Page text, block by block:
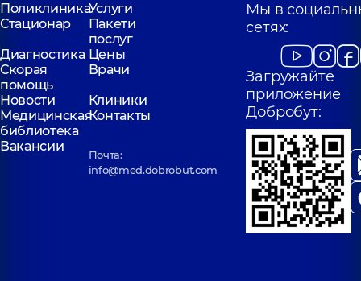
ПоликлиникаУслуги
Стационар
Пакети
послуг
Диагностика Цены
Скорая
помощь
Врачи
Новости
Клиники
Медицинская
библиотека
Контакты
Вакансии
Почта:
info@med.dobrobut.com
Мы в
сетях:
Загружайте
приложение
Добробут: